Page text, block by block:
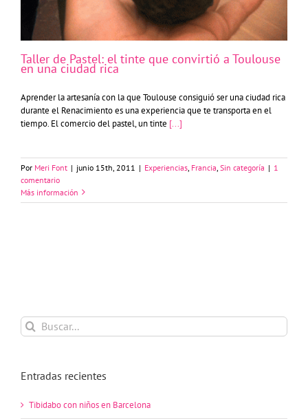
Taller de Pastel: el tinte que convirtió a Toulouse
en una ciudad rica
Aprender la artesanía con la que Toulouse consiguió ser una ciudad rica
durante el Renacimiento es una experiencia que te transporta en el
tiempo. El comercio del pastel, un tinte [...]
Por Meri Font | junio 15th, 2011 | Experiencias Francia Sin categoría | 1
comentario
Más información
Buscar:
Entradas recientes
Tibidabo con niños en Barcelona